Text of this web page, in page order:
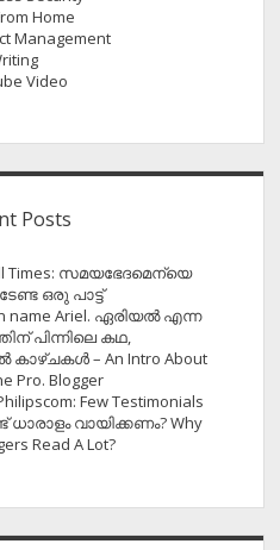
Home
Management
Video
Posts
Times: സമയഭേദമെന്യെ
ഒരു പാട്ട്
name Ariel. ഏരിയൽ എന്ന
പിന്നിലെ കഥ,
– An Intro About
Pro. Blogger
Few Testimonials
വായിക്കണം? Why
Read A Lot?